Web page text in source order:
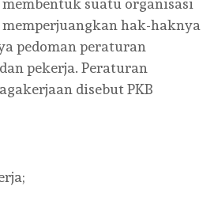
suatu organisasi
hak-haknya
pedoman peraturan
pekerja. Peraturan
disebut PKB